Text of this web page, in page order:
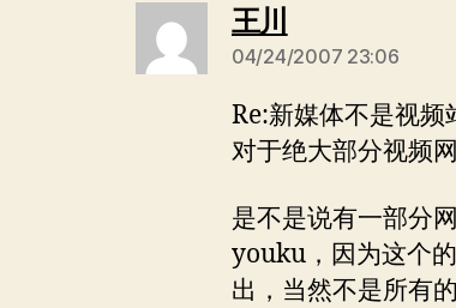
王川
04/24/2007 23:06
Re:新媒体不是视频
对于绝大部分视频
是不是说有一部分
youku，因为这个
出，当然不是所有